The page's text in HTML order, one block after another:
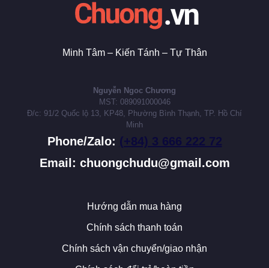
Minh Tâm – Kiến Tánh – Tự Thân
Nguyễn Ngoc Chương
MST: 089091000046
Đ/c: 91/2 Quốc lộ 13, KP48, Phường Bình Thạnh, TP. Hồ Chí
Minh
Phone/Zalo:
Email: chuongchudu@gmail.com
Hướng dẫn mua hàng
Chính sách thanh toán
Chính sách vận chuyển/giao nhận